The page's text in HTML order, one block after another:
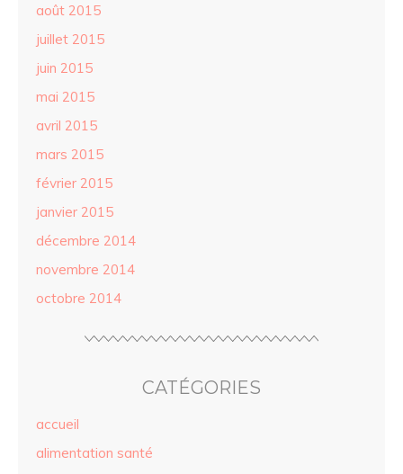
août 2015
juillet 2015
juin 2015
mai 2015
avril 2015
mars 2015
février 2015
janvier 2015
décembre 2014
novembre 2014
octobre 2014
CATÉGORIES
accueil
alimentation santé